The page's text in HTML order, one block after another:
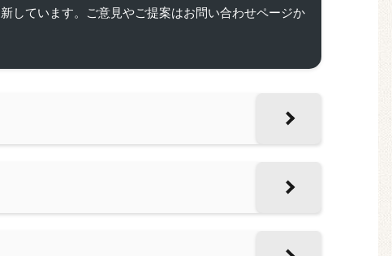
しています。ご意見やご提案はお問い合わせページか